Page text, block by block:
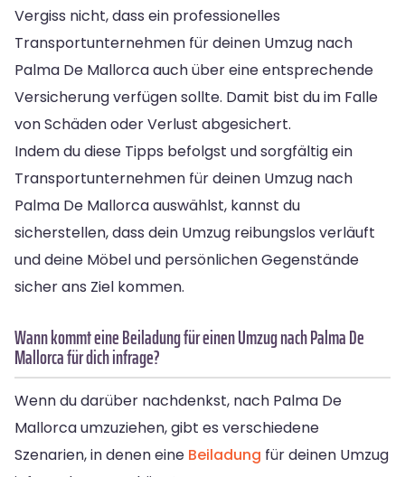
Vergiss nicht, dass ein professionelles
Transportunternehmen für deinen Umzug nach
Palma De Mallorca auch über eine entsprechende
Versicherung verfügen sollte. Damit bist du im Falle
von Schäden oder Verlust abgesichert.
Indem du diese Tipps befolgst und sorgfältig ein
Transportunternehmen für deinen Umzug nach
Palma De Mallorca auswählst, kannst du
sicherstellen, dass dein Umzug reibungslos verläuft
und deine Möbel und persönlichen Gegenstände
sicher ans Ziel kommen.
Wann kommt eine Beiladung für einen Umzug nach Palma De
Mallorca für dich infrage?
Wenn du darüber nachdenkst, nach Palma De
Mallorca umzuziehen, gibt es verschiedene
Szenarien, in denen eine Beiladung für deinen Umzug